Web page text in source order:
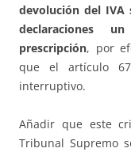
devolución del
declaraciones
prescripción, por
que el artículo
interruptivo.
Añadir que este
Tribunal Supremo